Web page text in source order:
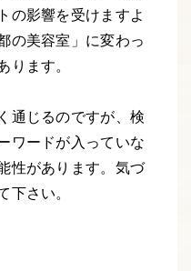
の影響を受けますよ
の美容室」に変わっ
ます。
通じるのですが、検
ワードが入っていな
性があります。気づ
さい。